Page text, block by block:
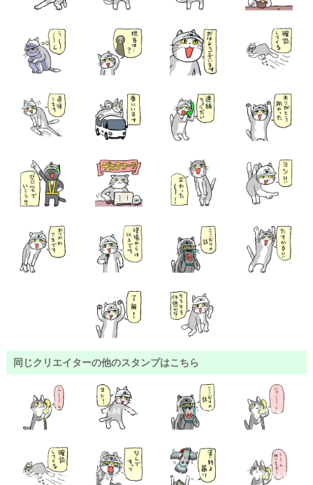
同じクリエイターの他のスタンプはこちら